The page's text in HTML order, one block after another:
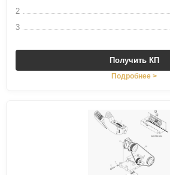
2
3
Получить КП
Подробнее >